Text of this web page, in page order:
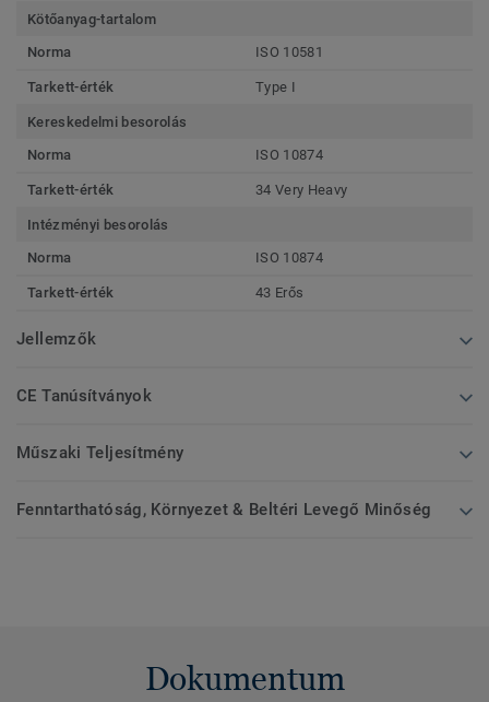
Kötőanyag-tartalom
Norma
ISO 10581
Tarkett-érték Type I
Kereskedelmi besorolás
Norma
ISO 10874
Tarkett-érték 34 Very Heavy
Intézményi besorolás
Norma
ISO 10874
Tarkett-érték 43 Erős
Jellemzők
CE Tanúsítványok
Műszaki Teljesítmény
Fenntarthatóság, Környezet & Beltéri Levegő Minőség
Dokumentum